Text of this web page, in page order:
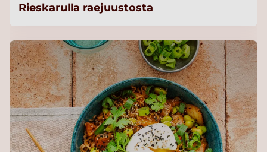
Rieskarulla raejuustosta